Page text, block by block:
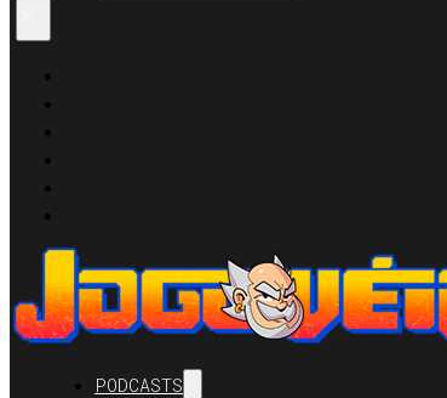
PODCASTS